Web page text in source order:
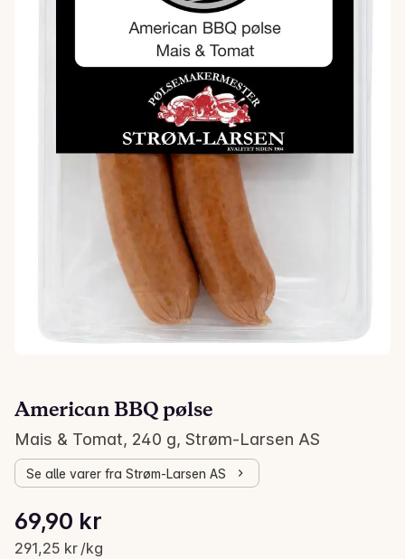
American BBQ pølse
Mais & Tomat, 240 g, Strøm-Larsen AS
Se alle varer fra Strøm-Larsen AS
Gjeldende pris er: 69,90 kr
69,90 kr
291,25 kr /kg
Stykkpris: 291,25 kr /kg